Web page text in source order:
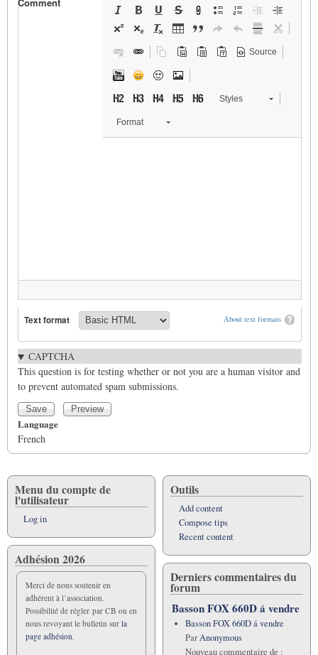
Source
Styles
Format
About text formats
Text format
CAPTCHA
This question is for testing whether or not you are a human visitor and
to prevent automated spam submissions.
Language
French
Menu du compte de
l'utilisateur
Log in
Adhésion 2026
Merci de nous soutenir en
adhérent à l’association.
Possibilité de régler par CB ou en
nous revoyant le bulletin sur la
page adhésion.
Outils
Add content
Compose tips
Recent content
Derniers commentaires du
forum
Basson FOX 660D á vendre
Basson FOX 660D á vendre
ParAnonymous
Nouveau commentaire de :